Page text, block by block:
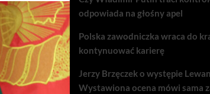
odpowiada na głośny apel
Polska zawodniczka wraca do
kontynuować karierę
Jerzy Brzęczek o występie
Wystawiona ocena mówi sama